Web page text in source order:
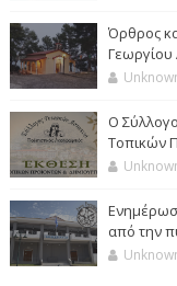
Όρθρος
Γεωργίου
Ο
Τοπικών
από την